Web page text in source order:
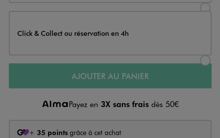
Click & Collect ou réservation en 4h
AJOUTER AU PANIER
Payez en 3X sans frais dès 50€
+ 35 points grâce à cet achat